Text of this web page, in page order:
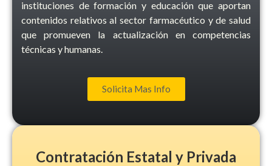
instituciones de formación y educación que aportan
contenidos relativos al sector farmacéutico y de salud
que promueven la actualización en competencias
técnicas y humanas.
Solicita Mas Info
Contratación Estatal y Privada